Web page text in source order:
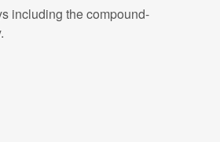
including the compound-